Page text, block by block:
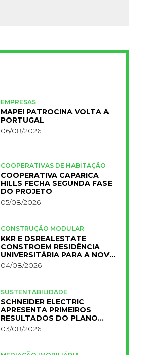
EMPRESAS
MAPEI PATROCINA VOLTA A
PORTUGAL
06/08/2026
COOPERATIVAS DE HABITAÇÃO
COOPERATIVA CAPARICA
HILLS FECHA SEGUNDA FASE
DO PROJETO
05/08/2026
CONSTRUÇÃO MODULAR
KKR E DSREALESTATE
CONSTROEM RESIDÊNCIA
UNIVERSITÁRIA PARA A NOVA
FCT
04/08/2026
SUSTENTABILIDADE
SCHNEIDER ELECTRIC
APRESENTA PRIMEIROS
RESULTADOS DO PLANO
IMPACT 2030
03/08/2026